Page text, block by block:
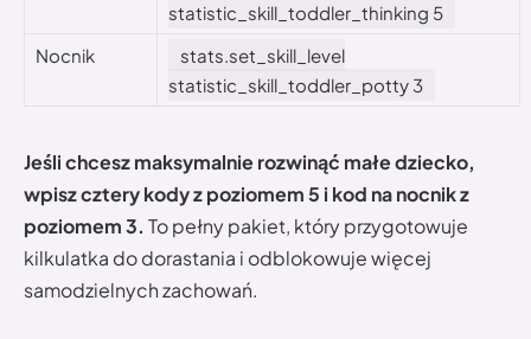
statistic_skill_toddler_thinking 5
Nocnik
stats.set_skill_level
statistic_skill_toddler_potty 3
Jeśli chcesz maksymalnie rozwinąć małe dziecko,
wpisz cztery kody z poziomem 5 i kod na nocnik z
poziomem 3. To pełny pakiet, który przygotowuje
kilkulatka do dorastania i odblokowuje więcej
samodzielnych zachowań.